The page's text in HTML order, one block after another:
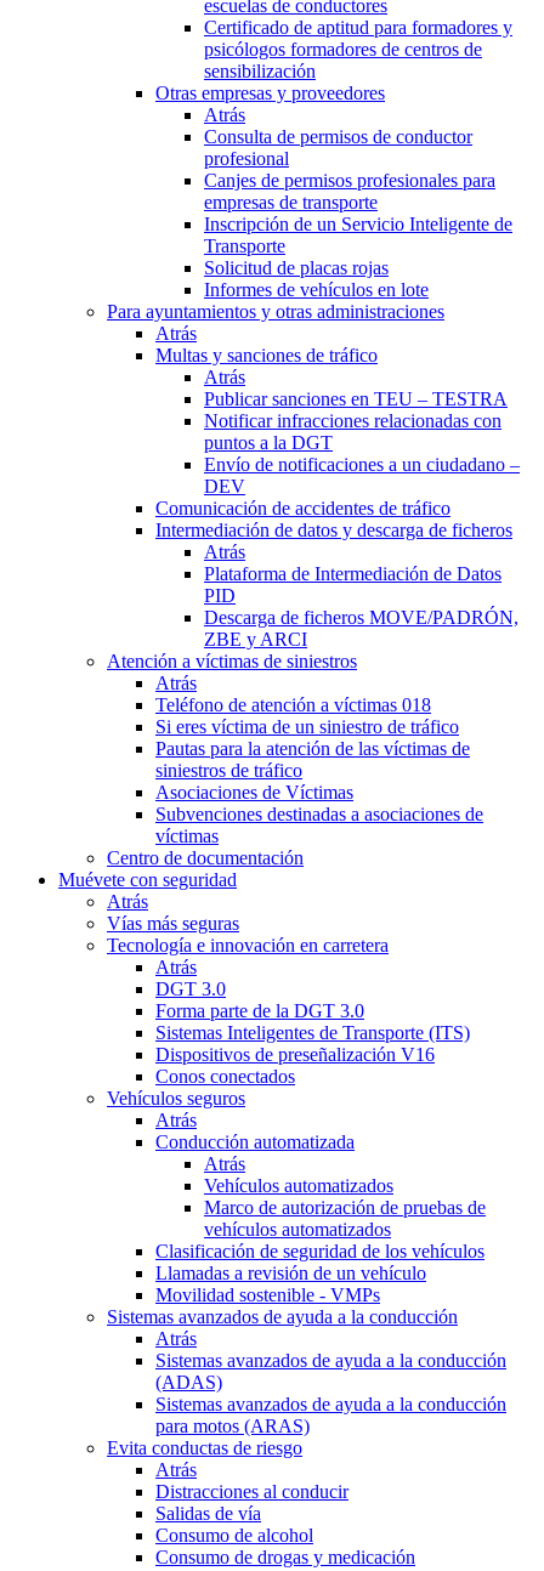
escuelas de conductores
Certificado de aptitud para formadores y
psicólogos formadores de centros de
sensibilización
Otras empresas y proveedores
Atrás
Consulta de permisos de conductor
profesional
Canjes de permisos profesionales para
empresas de transporte
Inscripción de un Servicio Inteligente de
Transporte
Solicitud de placas rojas
Informes de vehículos en lote
Para ayuntamientos y otras administraciones
Atrás
Multas y sanciones de tráfico
Atrás
Publicar sanciones en TEU – TESTRA
Notificar infracciones relacionadas con
puntos a la DGT
Envío de notificaciones a un ciudadano –
DEV
Comunicación de accidentes de tráfico
Intermediación de datos y descarga de ficheros
Atrás
Plataforma de Intermediación de Datos
PID
Descarga de ficheros MOVE/PADRÓN,
ZBE y ARCI
Atención a víctimas de siniestros
Atrás
Teléfono de atención a víctimas 018
Si eres víctima de un siniestro de tráfico
Pautas para la atención de las víctimas de
siniestros de tráfico
Asociaciones de Víctimas
Subvenciones destinadas a asociaciones de
víctimas
Centro de documentación
Muévete con seguridad
Atrás
Vías más seguras
Tecnología e innovación en carretera
Atrás
DGT 3.0
Forma parte de la DGT 3.0
Sistemas Inteligentes de Transporte (ITS)
Dispositivos de preseñalización V16
Conos conectados
Vehículos seguros
Atrás
Conducción automatizada
Atrás
Vehículos automatizados
Marco de autorización de pruebas de
vehículos automatizados
Clasificación de seguridad de los vehículos
Llamadas a revisión de un vehículo
Movilidad sostenible - VMPs
Sistemas avanzados de ayuda a la conducción
Atrás
Sistemas avanzados de ayuda a la conducción
(ADAS)
Sistemas avanzados de ayuda a la conducción
para motos (ARAS)
Evita conductas de riesgo
Atrás
Distracciones al conducir
Salidas de vía
Consumo de alcohol
Consumo de drogas y medicación